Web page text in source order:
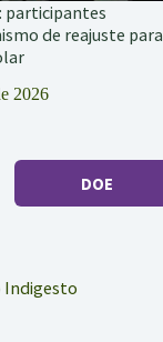
participantes
de reajuste para
2026
DOE